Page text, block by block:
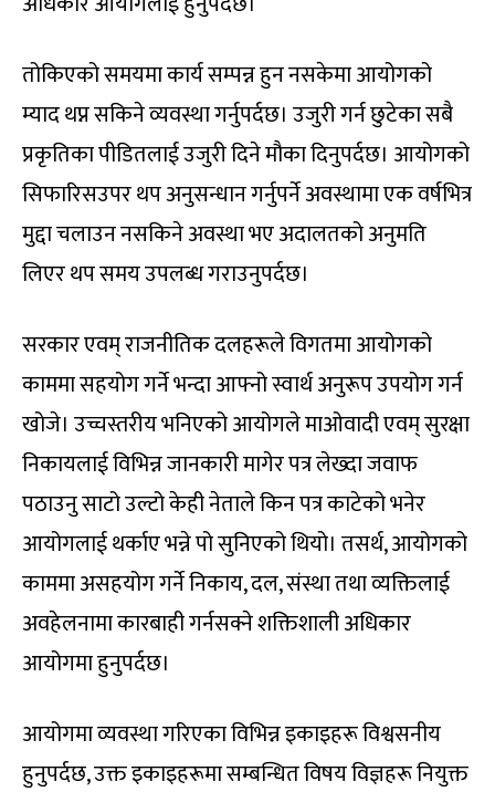
तोकिएको समयमा कार्य सम्पन्न हुन नसकेमा आयोगको
म्याद थप्न सकिने व्यवस्था गर्नुपर्दछ। उजुरी गर्न छुटेका सबै
प्रकृतिका पीडितलाई उजुरी दिने मौका दिनुपर्दछ। आयोगको
सिफारिसउपर थप अनुसन्धान गर्नुपर्ने अवस्थामा एक वर्षभित्र
मुद्दा चलाउन नसकिने अवस्था भए अदालतको अनुमति
लिएर थप समय उपलब्ध गराउनुपर्दछ।
सरकार एवम् राजनीतिक दलहरूले विगतमा आयोगको
काममा सहयोग गर्ने भन्दा आफ्नो स्वार्थ अनुरूप उपयोग गर्न
खोजे। उच्चस्तरीय भनिएको आयोगले माओवादी एवम् सुरक्षा
निकायलाई विभिन्न जानकारी मागेर पत्र लेख्दा जवाफ
पठाउनु साटो उल्टो केही नेताले किन पत्र काटेको भनेर
आयोगलाई थर्काए भन्ने पो सुनिएको थियो। तसर्थ, आयोगको
काममा असहयोग गर्ने निकाय, दल, संस्था तथा व्यक्तिलाई
अवहेलनामा कारबाही गर्नसक्ने शक्तिशाली अधिकार
आयोगमा हुनुपर्दछ।
आयोगमा व्यवस्था गरिएका विभिन्न इकाइहरू विश्वसनीय
हुनुपर्दछ, उक्त इकाइहरूमा सम्बन्धित विषय विज्ञहरू नियुक्त